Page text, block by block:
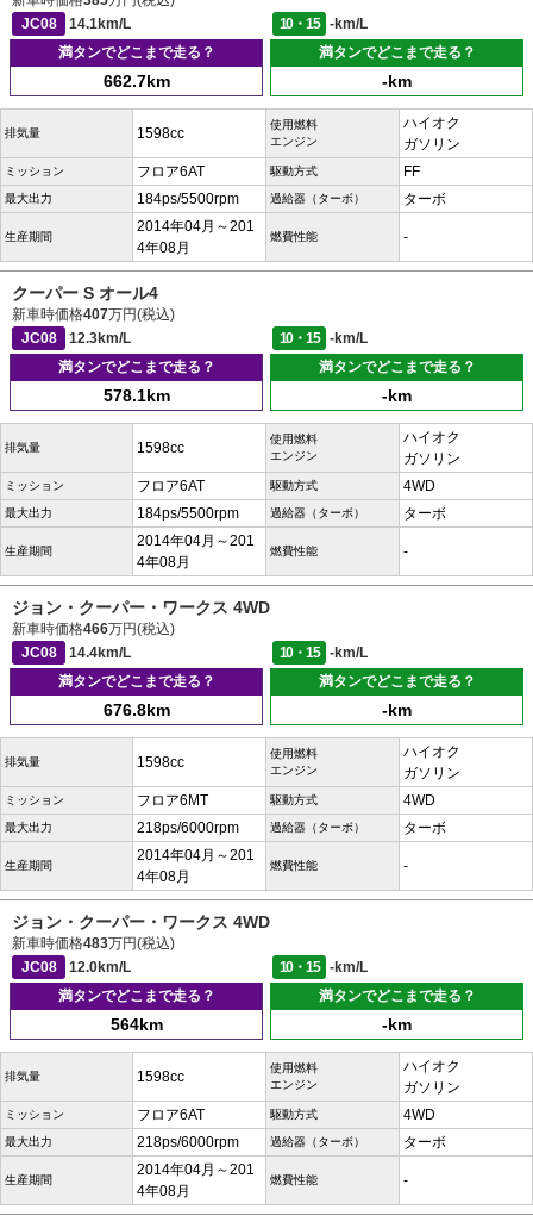
JC08
14.1km/L 10・15
-km/L
満タンでどこまで走る？
662.7km
満タンでどこまで走る？
-km
排気量 1598cc
使用燃料
エンジン
ハイオク
ガソリン
ミッション フロア6AT 駆動方式 FF
最大出力 184ps/5500rpm 過給器（ターボ） ターボ
生産期間
2014年04月～201
4年08月
燃費性能 -
クーパー S オール4
新車時価格407万円(税込)
JC08
12.3km/L 10・15
-km/L
満タンでどこまで走る？
578.1km
満タンでどこまで走る？
-km
排気量 1598cc
使用燃料
エンジン
ハイオク
ガソリン
ミッション フロア6AT 駆動方式 4WD
最大出力 184ps/5500rpm 過給器（ターボ） ターボ
生産期間
2014年04月～201
4年08月
燃費性能 -
ジョン・クーパー・ワークス 4WD
新車時価格466万円(税込)
JC08
14.4km/L 10・15
-km/L
満タンでどこまで走る？
676.8km
満タンでどこまで走る？
-km
排気量 1598cc
使用燃料
エンジン
ハイオク
ガソリン
ミッション フロア6MT 駆動方式 4WD
最大出力 218ps/6000rpm 過給器（ターボ） ターボ
生産期間
2014年04月～201
4年08月
燃費性能 -
ジョン・クーパー・ワークス 4WD
新車時価格483万円(税込)
JC08
12.0km/L 10・15
-km/L
満タンでどこまで走る？
564km
満タンでどこまで走る？
-km
排気量 1598cc
使用燃料
エンジン
ハイオク
ガソリン
ミッション フロア6AT 駆動方式 4WD
最大出力 218ps/6000rpm 過給器（ターボ） ターボ
生産期間
2014年04月～201
4年08月
燃費性能 -